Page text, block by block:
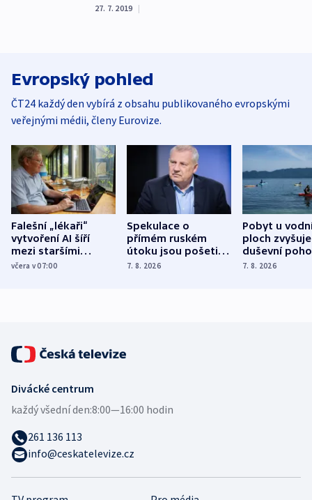
27. 7. 2019 |
Evropský pohled
ČT24 každý den vybírá z obsahu publikovaného evropskými
veřejnými médii, členy Eurovize.
Falešní „lékaři“
vytvoření AI šíří
mezi staršími
Poláky nebezpečné
včera v 07:00
Spekulace o
přímém ruském
útoku jsou pošetilé,
míní estonský
7. 8. 2026
Pobyt u
ploch zvyšuje
duševní
ukázala
7. 8. 2026
Divácké centrum
každý všední den:8:00—16:00 hodin
261 136 113
info@ceskatelevize.cz